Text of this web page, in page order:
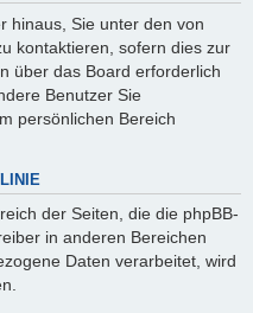
hinaus, Sie unter den von
kontaktieren, sofern dies zur
über das Board erforderlich
Benutzer Sie
persönlichen Bereich
der Seiten, die die phpBB-
in anderen Bereichen
Daten verarbeitet, wird